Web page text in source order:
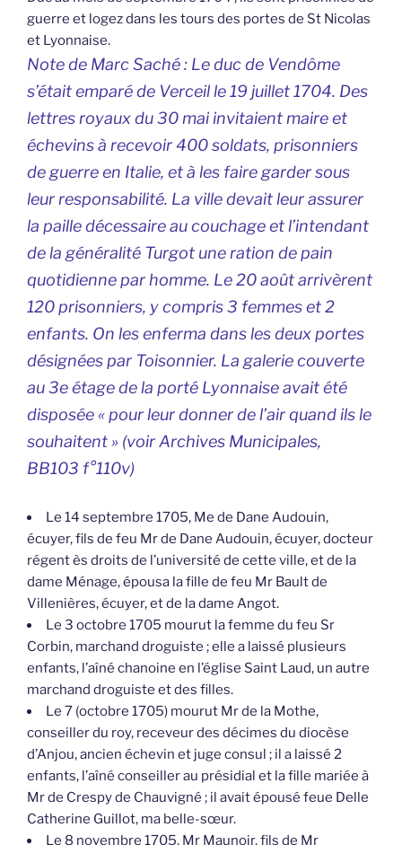
guerre et logez dans les tours des portes de St Nicolas
et Lyonnaise.
Note de Marc Saché : Le duc de Vendôme
s’était emparé de Verceil le 19 juillet 1704. Des
lettres royaux du 30 mai invitaient maire et
échevins à recevoir 400 soldats, prisonniers
de guerre en Italie, et à les faire garder sous
leur responsabilité. La ville devait leur assurer
la paille décessaire au couchage et l’intendant
de la généralité Turgot une ration de pain
quotidienne par homme. Le 20 août arrivèrent
120 prisonniers, y compris 3 femmes et 2
enfants. On les enferma dans les deux portes
désignées par Toisonnier. La galerie couverte
au 3e étage de la porté Lyonnaise avait été
disposée « pour leur donner de l’air quand ils le
souhaitent » (voir Archives Municipales,
BB103 f°110v)
Le 14 septembre 1705, Me de Dane Audouin,
écuyer, fils de feu Mr de Dane Audouin, écuyer, docteur
régent ès droits de l’université de cette ville, et de la
dame Ménage, épousa la fille de feu Mr Bault de
Villenières, écuyer, et de la dame Angot.
Le 3 octobre 1705 mourut la femme du feu Sr
Corbin, marchand droguiste ; elle a laissé plusieurs
enfants, l’aîné chanoine en l’église Saint Laud, un autre
marchand droguiste et des filles.
Le 7 (octobre 1705) mourut Mr de la Mothe,
conseiller du roy, receveur des décimes du diocèse
d’Anjou, ancien échevin et juge consul ; il a laissé 2
enfants, l’aîné conseiller au présidial et la fille mariée à
Mr de Crespy de Chauvigné ; il avait épousé feue Delle
Catherine Guillot, ma belle-sœur.
Le 8 novembre 1705, Mr Maunoir, fils de Mr